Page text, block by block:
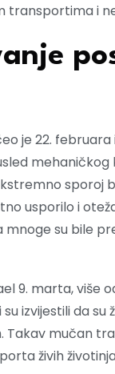
transportima i
je 22.
sporoj
usporilo i
mnoge su bile
9. marta, više
izvijestili da
mučan
živih